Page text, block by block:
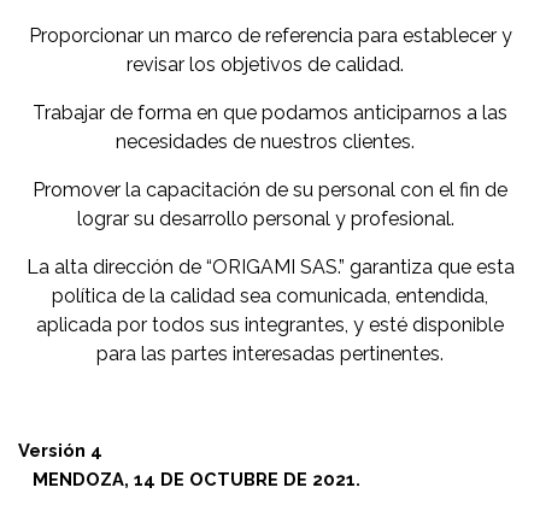
Proporcionar un marco de referencia para establecer y
revisar los objetivos de calidad.
Trabajar de forma en que podamos anticiparnos a las
necesidades de nuestros clientes.
Promover la capacitación de su personal con el fin de
lograr su desarrollo personal y profesional.
La alta dirección de “ORIGAMI SAS.” garantiza que esta
política de la calidad sea comunicada, entendida,
aplicada por todos sus integrantes, y esté disponible
para las partes interesadas pertinentes.
Versión 4
MENDOZA, 14 DE OCTUBRE DE 2021.